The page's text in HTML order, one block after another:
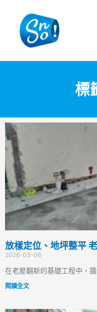
標
放樣定位、地坪整平
2026-03-06
在老屋翻新的基礎工程中，
閱讀全文